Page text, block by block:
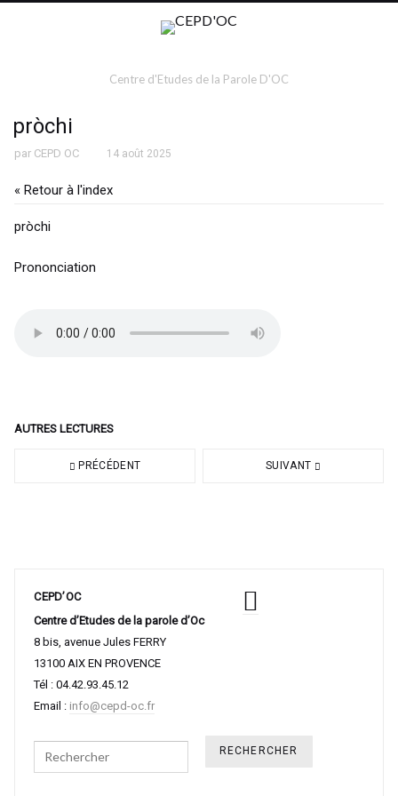
Centre d'Etudes de la Parole D'OC
pròchi
par CEPD OC 14 août 2025
« Retour à l'index
pròchi
Prononciation
AUTRES LECTURES
PRÉCÉDENT SUIVANT
CEPD’OC
Centre d’Etudes de la parole d’Oc
8 bis, avenue Jules FERRY
13100 AIX EN PROVENCE
Tél : 04.42.93.45.12
Email : info@cepd-oc.fr
Search